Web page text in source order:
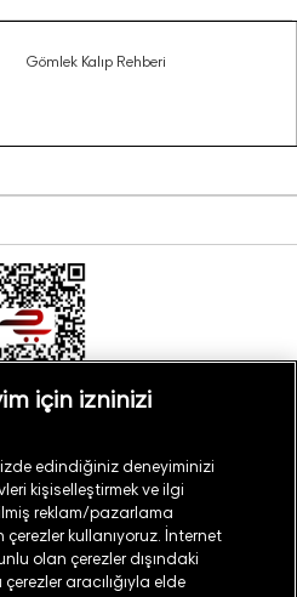
Gömlek Kalıp Rehberi
Mağaza Bul
için izninizi
edindiğiniz deneyiminizi
kişiselleştirmek ve ilgi
reklam/pazarlama
kullanıyoruz. İnternet
olan çerezler dışındaki
aracılığıyla elde